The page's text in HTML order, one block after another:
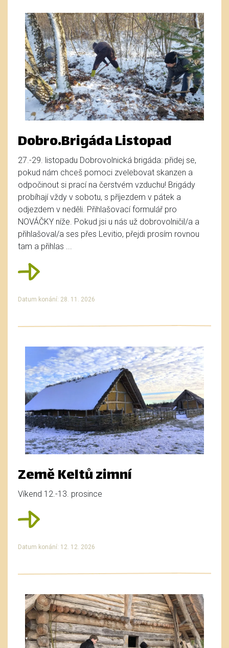
Dobro.Brigáda Listopad
27.-29. listopadu Dobrovolnická brigáda: přidej se,
pokud nám chceš pomoci zvelebovat skanzen a
odpočinout si prací na čerstvém vzduchu! Brigády
probíhají vždy v sobotu, s příjezdem v pátek a
odjezdem v neděli. Přihlašovací formulář pro
NOVÁČKY níže. Pokud jsi u nás už dobrovolničil/a a
přihlašoval/a ses přes Levitio, přejdi prosím rovnou
tam a přihlas ...
Datum konání: 28. 11. 2026
Země Keltů zimní
Víkend 12.-13. prosince
Datum konání: 12. 12. 2026